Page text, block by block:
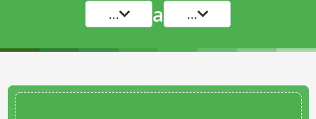
... a ...